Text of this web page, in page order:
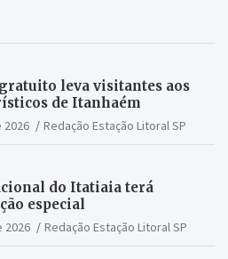
leva visitantes aos
de Itanhaém
2026 Redação Estação Litoral SP
do Itatiaia terá
especial
2026 Redação Estação Litoral SP